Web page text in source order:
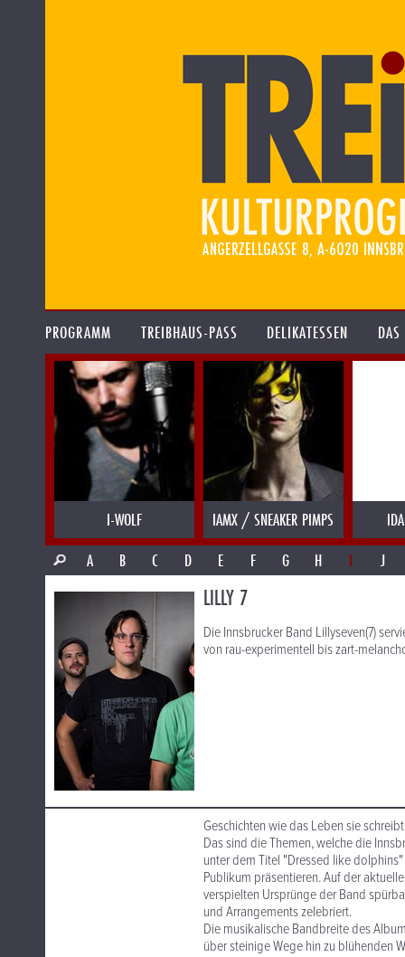
PROGRAMM TREIBHAUS-PASS DELIKATESSEN
I-WOLF IAMX / SNEAKER PIMPS
A
B C D E F G H I J
LILLY 7
Die Innsbrucker Band Lillyseven(7)
von rau-experimentell bis zart-
Geschichten wie das Leben sie
Das sind die Themen, welche die
unter dem Titel "Dressed like
Publikum präsentieren. Auf der
verspielten Ursprünge der Band
und Arrangements zelebriert.
Die musikalische Bandbreite des
über steinige Wege hin zu blühenden